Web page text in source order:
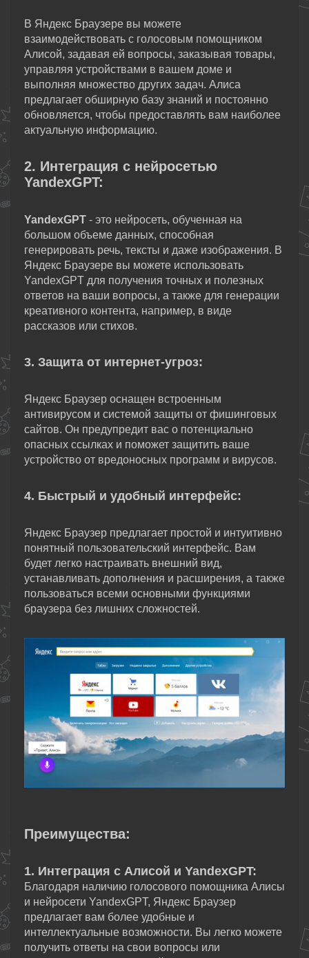
В Яндекс Браузере вы можете
взаимодействовать с голосовым помощником
Алисой, задавая ей вопросы, заказывая товары,
управляя устройствами в вашем доме и
выполняя множество других задач. Алиса
предлагает обширную базу знаний и постоянно
обновляется, чтобы предоставлять вам наиболее
актуальную информацию.
2. Интеграция с нейросетью
YandexGPT:
YandexGPT - это нейросеть, обученная на
большом объеме данных, способная
генерировать речь, тексты и даже изображения. В
Яндекс Браузере вы можете использовать
YandexGPT для получения точных и полезных
ответов на ваши вопросы, а также для генерации
креативного контента, например, в виде
рассказов или стихов.
3. Защита от интернет-угроз:
Яндекс Браузер оснащен встроенным
антивирусом и системой защиты от фишинговых
сайтов. Он предупредит вас о потенциально
опасных ссылках и поможет защитить ваше
устройство от вредоносных программ и вирусов.
4. Быстрый и удобный интерфейс:
Яндекс Браузер предлагает простой и интуитивно
понятный пользовательский интерфейс. Вам
будет легко настраивать внешний вид,
устанавливать дополнения и расширения, а также
пользоваться всеми основными функциями
браузера без лишних сложностей.
Преимущества:
1. Интеграция с Алисой и YandexGPT:
Благодаря наличию голосового помощника Алисы
и нейросети YandexGPT, Яндекс Браузер
предлагает вам более удобные и
интеллектуальные возможности. Вы легко можете
получить ответы на свои вопросы или